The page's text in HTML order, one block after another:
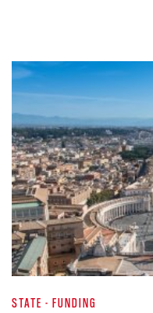
STATE - FUNDING